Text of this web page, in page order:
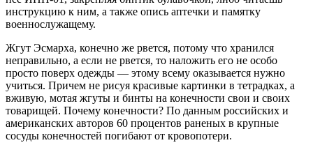
инструкцию к ним, а также опись аптечки и памятку
военнослужащему.
Жгут Эсмарха, конечно же рвется, потому что хранился
неправильно, а если не рвется, то наложить его не особо
просто поверх одежды — этому всему оказывается нужно
учиться. Причем не рисуя красивые картинки в тетрадках, а
вживую, мотая жгуты и бинты на конечности свои и своих
товарищей. Почему конечности? По данным российских и
американских авторов 60 процентов раненых в крупные
сосуды конечностей погибают от кровопотери.